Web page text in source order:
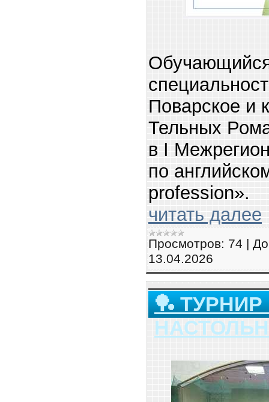
Поварское и
Тельных
в I
по
profession».
читать далее
Просмотров: 74 |
13.04.2026
🏓